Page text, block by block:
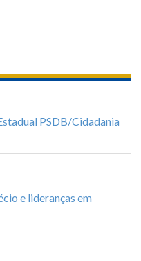
PSDB/Cidadania
e lideranças em